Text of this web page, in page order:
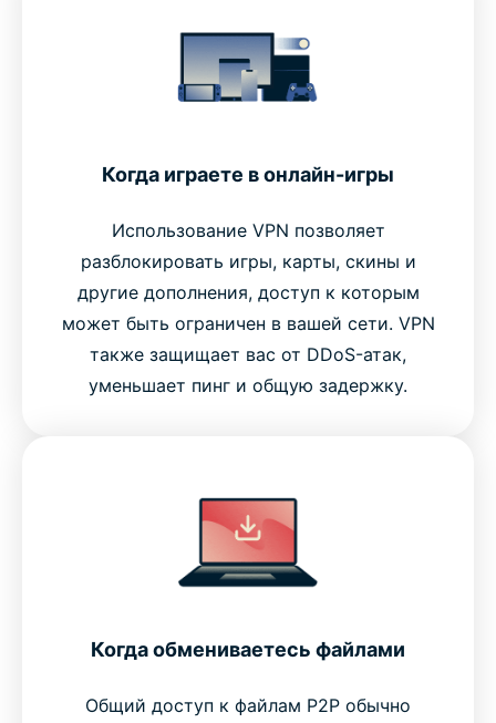
Когда играете в онлайн-игры
Использование VPN позволяет
разблокировать игры, карты, скины и
другие дополнения, доступ к которым
может быть ограничен в вашей сети. VPN
также защищает вас от DDoS-атак,
уменьшает пинг и общую задержку.
Когда обмениваетесь файлами
Общий доступ к файлам P2P обычно